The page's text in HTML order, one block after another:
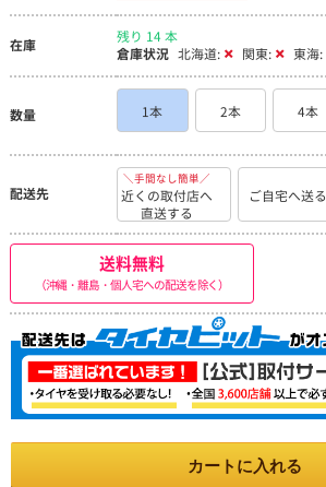
在庫
残り 14 本
倉庫状況 北海道: 関東: 東海:
数量 1本 2本 4本
配送先
＼手間なし簡単／
近くの取付店へ
直送する
ご自宅へ送る
送料無料
（沖縄・離島・個人宅への配送を除く）
カートに入れる